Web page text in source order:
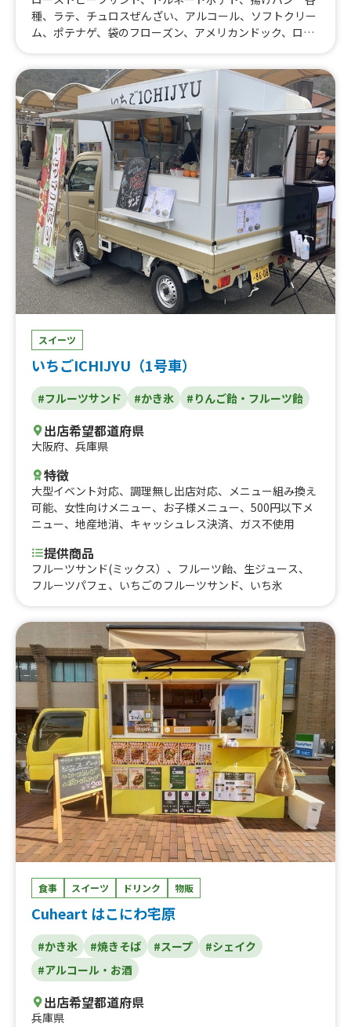
種、ラテ、チュロスぜんざい、アルコール、ソフトクリー
ム、ポテナゲ、袋のフローズン、アメリカンドック、ロー
ライドポテト
スイーツ
いちごICHIJYU（1号車）
#フルーツサンド #かき氷 #りんご飴・フルーツ飴
出店希望都道府県
大阪府、 兵庫県
特徴
大型イベント対応、 調理無し出店対応、
メニュー組み換え
可能、 女性向けメニュー、 お子様メニュー、 500円以下メ
ニュー、 地産地消、 キャッシュレス決済、 ガス不使用
提供商品
フルーツサンド(ミックス）、フルーツ飴、生ジュース、
フルーツパフェ、いちごのフルーツサンド、いち氷
食事 スイーツ ドリンク 物販
Cuheart はこにわ宅原
#かき氷 #焼きそば #スープ
#シェイク
#アルコール・お酒
出店希望都道府県
兵庫県